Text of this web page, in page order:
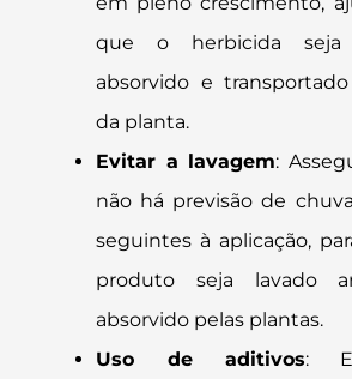
que o herbicida seja
absorvido e
da planta.
Evitar a lavagem:
não há previsão de
seguintes à aplicação,
produto seja lavado
absorvido pelas plantas.
Uso de aditivos: